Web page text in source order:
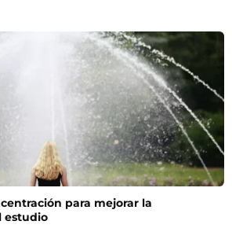
para mejorar la
estudio